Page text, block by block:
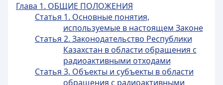
Глава 1. ОБЩИЕ ПОЛОЖЕНИЯ
Статья 1. Основные понятия,
используемые в настоящем Законе
Статья 2. Законодательство Республики
Казахстан в области обращения с
радиоактивными отходами
Статья 3. Объекты и субъекты в области
обращения с радиоактивными